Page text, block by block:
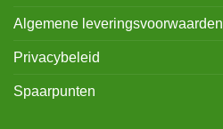
Algemene leveringsvoorwaarden
Privacybeleid
Spaarpunten